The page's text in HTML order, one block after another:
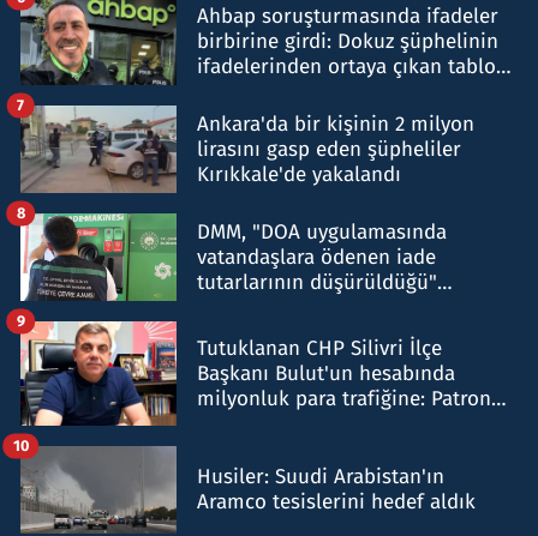
Ahbap soruşturmasında ifadeler
birbirine girdi: Dokuz şüphelinin
ifadelerinden ortaya çıkan tablo
Ankara'da bir kişinin 2 milyon
lirasını gasp eden şüpheliler
Kırıkkale'de yakalandı
7
DMM, "DOA uygulamasında
vatandaşlara ödenen iade
tutarlarının düşürüldüğü"
8
Tutuklanan CHP Silivri İlçe
Başkanı Bulut'un hesabında
milyonluk para trafiğine: Patron
9
Husiler: Suudi Arabistan'ın
Aramco tesislerini hedef aldık
10